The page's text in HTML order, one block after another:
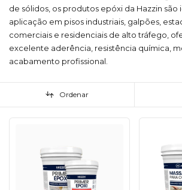
de sólidos, os produtos epóxi da Hazzin são
aplicação em pisos industriais, galpões,
comerciais e residenciais de alto tráfego,
excelente aderência, resistência química,
acabamento profissional.
Ordenar